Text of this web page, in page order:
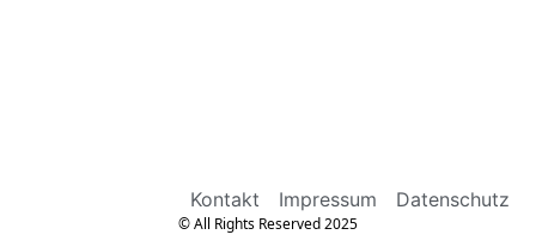
Kontakt Impressum Datenschutz
© All Rights Reserved 2025